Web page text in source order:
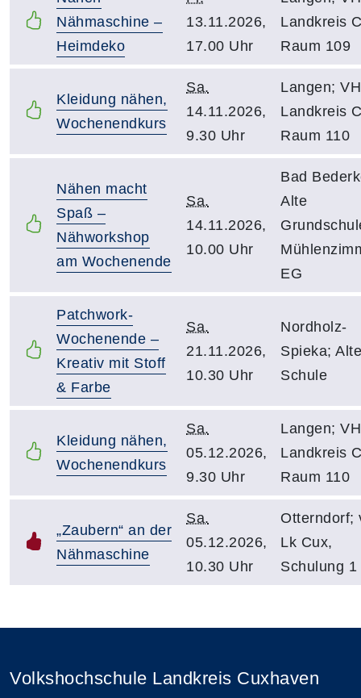
Nähmaschine –
Heimdeko
13.11.2026,
17.00 Uhr
Landkreis
Raum 109
Kleidung nähen,
Wochenendkurs
Sa.
14.11.2026,
9.30 Uhr
Langen;
Landkreis
Raum 110
Nähen macht
Spaß –
Nähworkshop
am Wochenende
Sa.
14.11.2026,
10.00 Uhr
Bad
Alte
EG
Patchwork-
Wochenende –
Kreativ mit Stoff
& Farbe
Sa.
21.11.2026,
10.30 Uhr
Nordholz-
Spieka; Alte
Schule
Kleidung nähen,
Wochenendkurs
Sa.
05.12.2026,
9.30 Uhr
Langen;
Landkreis
Raum 110
„Zaubern“ an der
Nähmaschine
Sa.
05.12.2026,
10.30 Uhr
Otterndorf;
Lk Cux,
Schulung 1
Volkshochschule Landkreis Cuxhaven